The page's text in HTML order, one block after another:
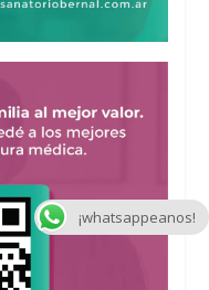
¡whatsappeanos!